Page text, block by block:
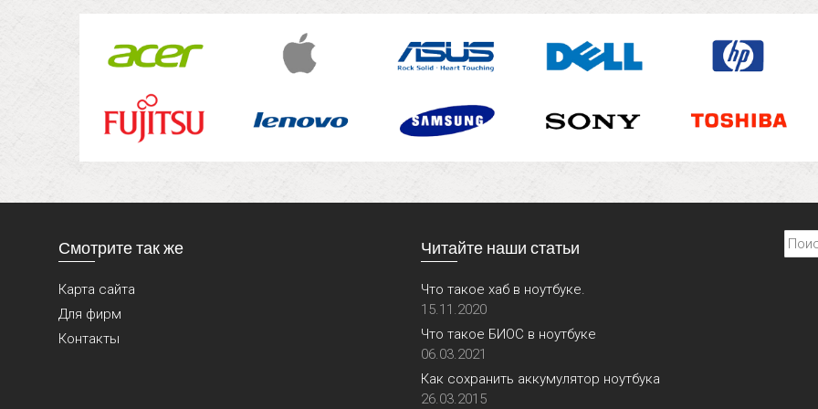
Смотрите так же
Карта сайта
Для фирм
Контакты
Читайте наши статьи
Что такое хаб в ноутбуке.
15.11.2020
Что такое БИОС в ноутбуке
06.03.2021
Как сохранить аккумулятор ноутбука
26.03.2015